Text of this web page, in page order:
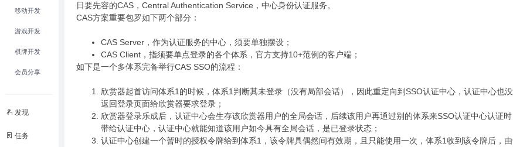
移动开发
游戏开发
棋牌开发
会员分享
发现
任务
日要先容的CAS，Central Authentication Service，中心身份认证服务。
CAS方案重要包罗如下两个部分：
CAS Server，作为认证服务的中心，须要单独摆设；
CAS Client，指须要单点登录的各个体系，官方支持10+范例的客户端；
如下是一个多体系完备举行CAS SSO的流程：
欣赏器起首访问体系1的时候，体系1判断其未登录（没有局部会话），因此重定向到SSO认证中心，认证中心也
返回登录页面给欣赏器要求登录；
欣赏器登录乐成后，认证中心会生存该欣赏器用户的全局会话，后续该用户再通过别的体系来SSO认证中心认证
带给认证中心，认证中心就能知道该用户如今具有全局会话，是已登录状态；
认证中心创建一个暂时的授权令牌给到体系1，该令牌具偶然间有效期，且只能使用一次，体系1收到该令牌后，